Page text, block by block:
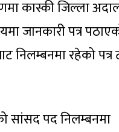
कास्की जिल्ला
जानकारी पत्र
निलम्बनमा रहेको पत्र
सांसद पद निलम्बनमा